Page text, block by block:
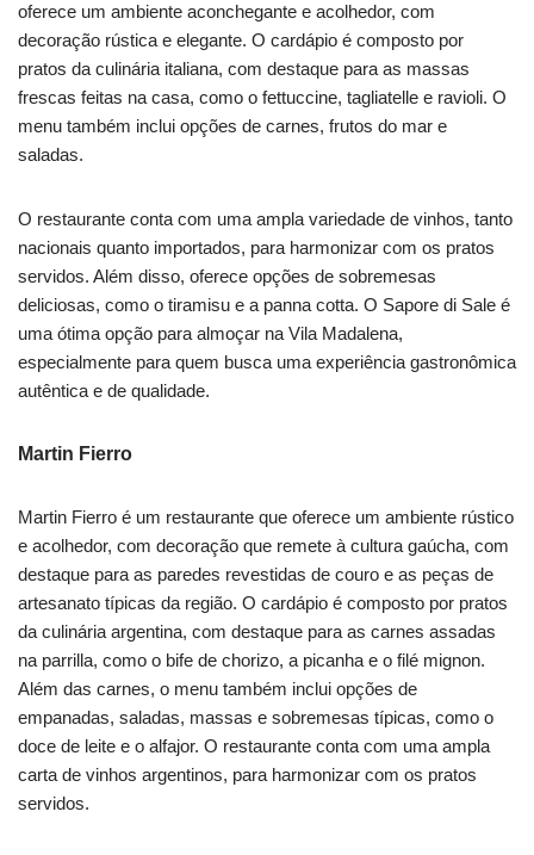
oferece um ambiente aconchegante e acolhedor, com
decoração rústica e elegante. O cardápio é composto por
pratos da culinária italiana, com destaque para as massas
frescas feitas na casa, como o fettuccine, tagliatelle e ravioli. O
menu também inclui opções de carnes, frutos do mar e
saladas.
O restaurante conta com uma ampla variedade de vinhos, tanto
nacionais quanto importados, para harmonizar com os pratos
servidos. Além disso, oferece opções de sobremesas
deliciosas, como o tiramisu e a panna cotta. O Sapore di Sale é
uma ótima opção para almoçar na Vila Madalena,
especialmente para quem busca uma experiência gastronômica
autêntica e de qualidade.
Martin Fierro
Martin Fierro é um restaurante que oferece um ambiente rústico
e acolhedor, com decoração que remete à cultura gaúcha, com
destaque para as paredes revestidas de couro e as peças de
artesanato típicas da região. O cardápio é composto por pratos
da culinária argentina, com destaque para as carnes assadas
na parrilla, como o bife de chorizo, a picanha e o filé mignon.
Além das carnes, o menu também inclui opções de
empanadas, saladas, massas e sobremesas típicas, como o
doce de leite e o alfajor. O restaurante conta com uma ampla
carta de vinhos argentinos, para harmonizar com os pratos
servidos.